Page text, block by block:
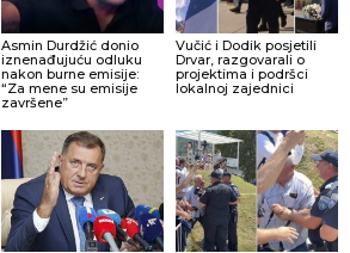
Asmin Durdžić donio
iznenađujuću odluku
nakon burne emisije:
“Za mene su emisije
završene”
Vučić i Dodik posjetili
Drvar, razgovarali o
projektima i podršci
lokalnoj zajednici